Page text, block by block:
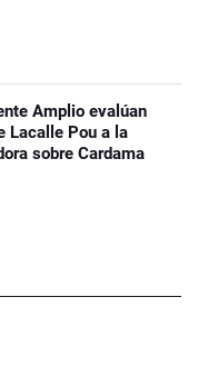
Amplio evalúan
Lacalle Pou a la
sobre Cardama